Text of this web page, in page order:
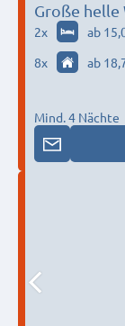
Große helle
2x ab
8x ab
Mind. 4 Nächte